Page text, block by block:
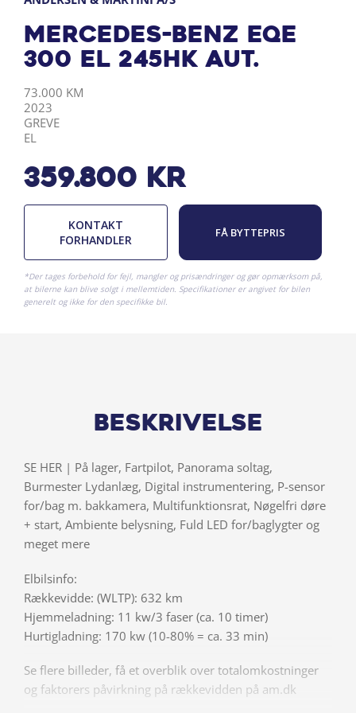
Mercedes-Benz EQE
300 EL 245HK Aut.
KILOMETER
73.000 KM
ÅRGANG
2023
BY
GREVE
DRIVMIDDEL
EL
359.800 kr
KONTAKT
FORHANDLER
FÅ BYTTEPRIS
*Der tages forbehold for fejl, mangler og prisændringer og gør opmærksom på,
at bilerne kan blive solgt i mellemtiden. Specifikationer er angivet for bilen
generelt og ikke for den specifikke bil.
Beskrivelse
SE HER | På lager, Fartpilot, Panorama soltag,
Burmester Lydanlæg, Digital instrumentering, P-sensor
for/bag m. bakkamera, Multifunktionsrat, Nøgelfri døre
+ start, Ambiente belysning, Fuld LED for/baglygter og
meget mere
Elbilsinfo:
Rækkevidde: (WLTP): 632 km
Hjemmeladning: 11 kw/3 faser (ca. 10 timer)
Hurtigladning: 170 kw (10-80% = ca. 33 min)
Se flere billeder, få et overblik over totalomkostninger
og faktorers påvirkning på rækkevidden på am.dk